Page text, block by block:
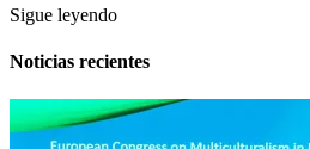
Sigue leyendo
Noticias recientes